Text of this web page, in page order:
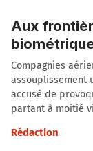
Aux
Compagnies
assouplissement
accusé de
partant à moitié
Rédaction